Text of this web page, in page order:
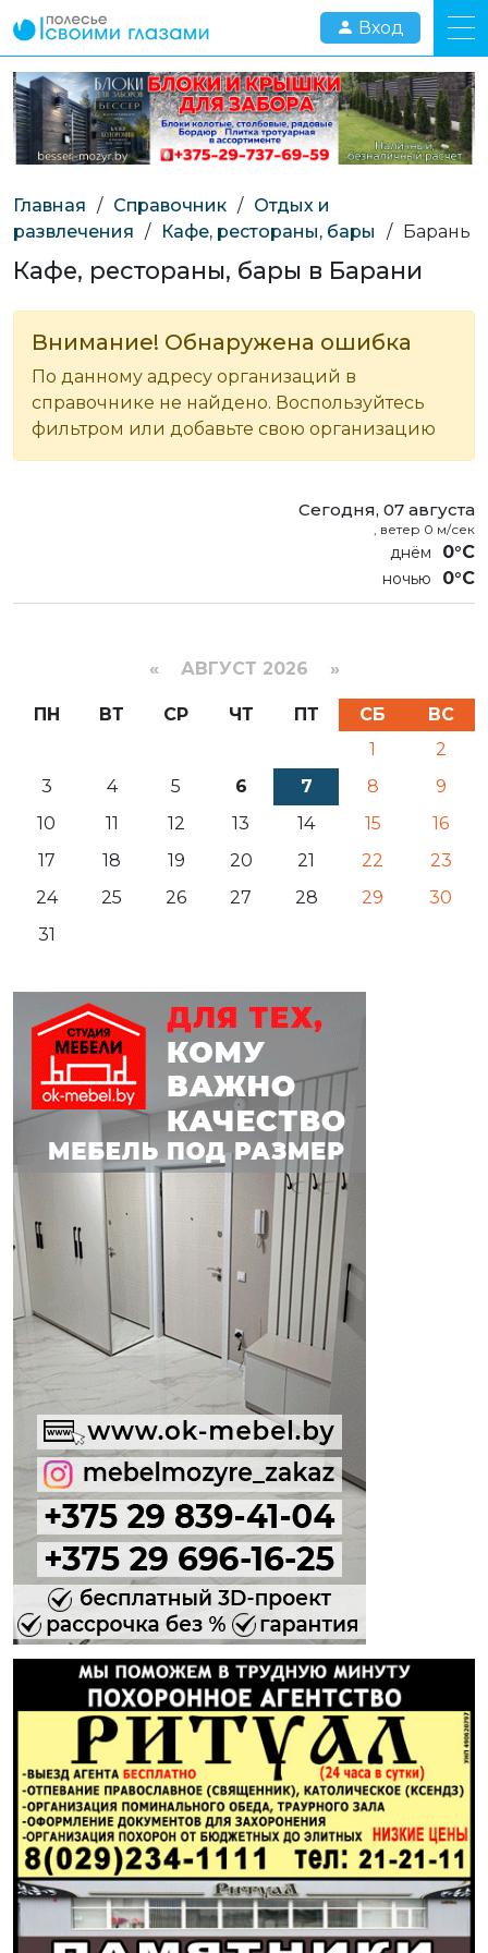
Вход
Главная / Справочник / Отдых и
развлечения / Кафе, рестораны, бары / Барань
Кафе, рестораны, бары в Барани
Внимание! Обнаружена ошибка
По данному адресу организаций в
справочнике не найдено. Воспользуйтесь
фильтром или добавьте свою организацию
Сегодня, 07 августа
, ветер 0 м/сек
0°C
0°C
« АВГУСТ 2026 »
ПН ВТ СР ЧТ ПТ СБ
ВС
1
2
3
4 5 6 7 8
9
10
11 12 13 14 15
16
17
18 19 20 21 22
23
24
25 26 27 28 29
30
31